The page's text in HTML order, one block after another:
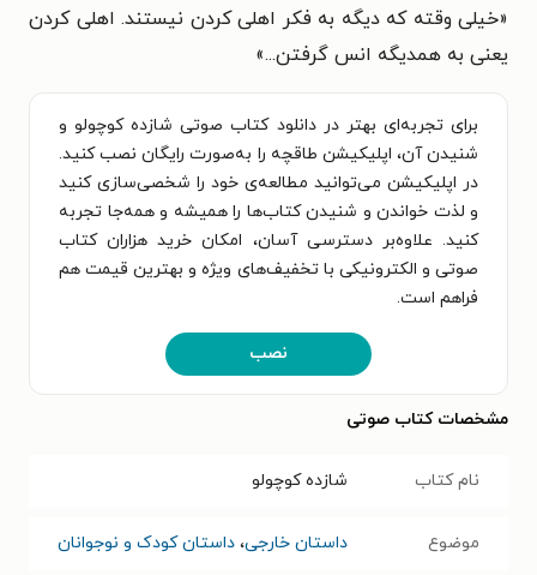
«خیلی وقته که دیگه به فکر اهلی کردن نیستند. اهلی کردن
یعنی به همدیگه انس گرفتن...»
برای تجربه‌ای بهتر در دانلود کتاب صوتی شازده کوچولو و
شنیدن آن، اپلیکیشن طاقچه را به‌صورت رایگان نصب کنید.
در اپلیکیشن می‌توانید مطالعه‌ی خود را شخصی‌سازی کنید
و لذت خواندن و شنیدن کتاب‌ها را همیشه و همه‌جا تجربه
کنید. علاوه‌بر دسترسی آسان، امکان خرید هزاران کتاب
صوتی و الکترونیکی با تخفیف‌های ویژه و بهترین قیمت هم
فراهم است.
نصب
مشخصات کتاب صوتی
نام کتاب شازده کوچولو
موضوع داستان خارجی، داستان کودک و نوجوانان